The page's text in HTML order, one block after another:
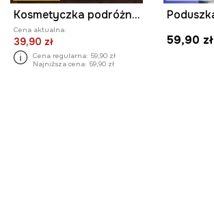
Kosmetyczka podróżna damska z kolekcji Ilona Tambor x Medicine
Cena aktualna:
39,90 zł
Cena regularna: 59,90 zł
Najniższa cena: 59,90 zł
59,90 zł